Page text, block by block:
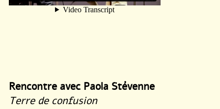
Rencontre avec Paola Stévenne
Terre de confusion